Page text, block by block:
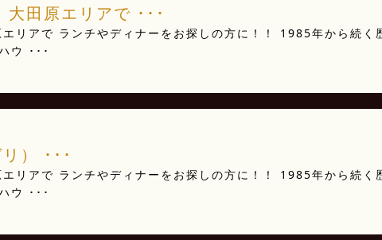
大田原エリアで ･･･
エリアで ランチやディナーをお探しの方に！！ 1985年から続く
ウ ･･･
） ･･･
エリアで ランチやディナーをお探しの方に！！ 1985年から続く
ウ ･･･